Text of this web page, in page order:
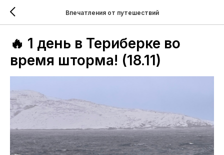
Впечатления от путешествий
🔥 1 день в Териберке во
время шторма! (18.11)